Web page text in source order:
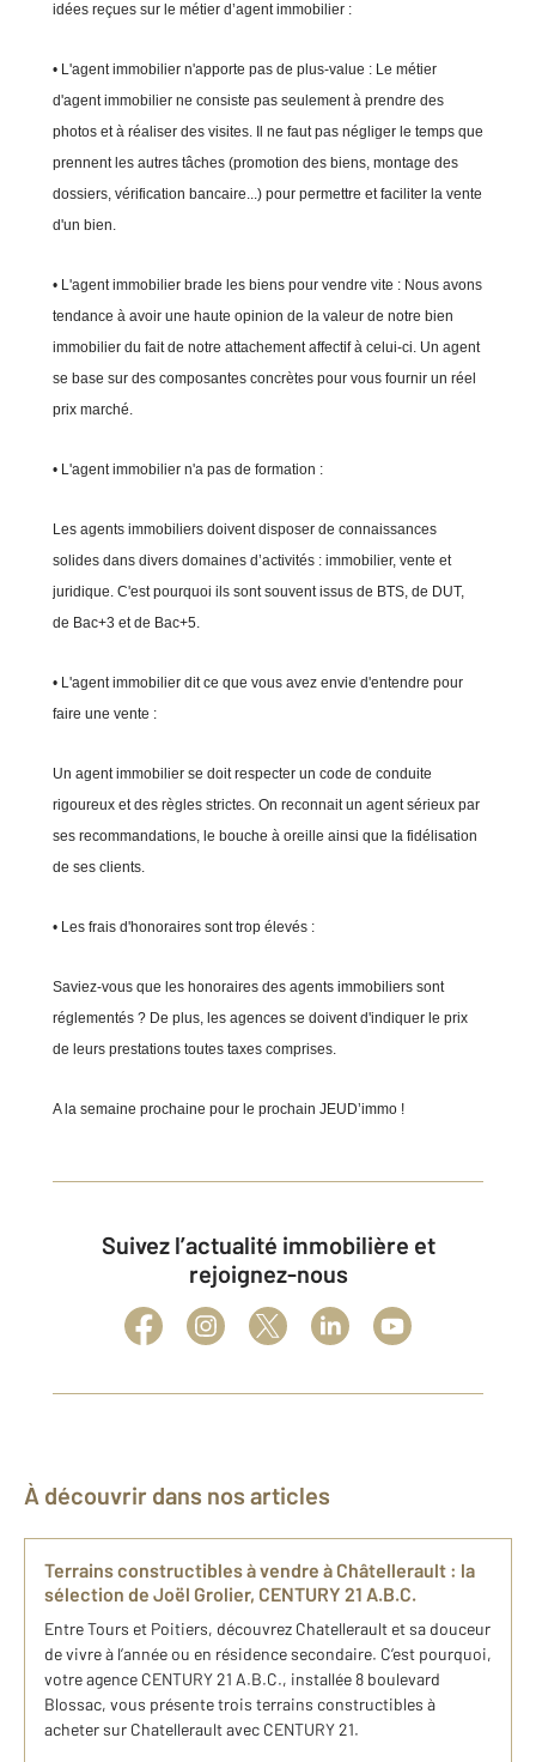
idées reçues sur le métier d’agent immobilier :
• L'agent immobilier n'apporte pas de plus-value : Le métier
d'agent immobilier ne consiste pas seulement à prendre des
photos et à réaliser des visites. Il ne faut pas négliger le temps que
prennent les autres tâches (promotion des biens, montage des
dossiers, vérification bancaire...) pour permettre et faciliter la vente
d'un bien.
• L'agent immobilier brade les biens pour vendre vite : Nous avons
tendance à avoir une haute opinion de la valeur de notre bien
immobilier du fait de notre attachement affectif à celui-ci. Un agent
se base sur des composantes concrètes pour vous fournir un réel
prix marché.
• L'agent immobilier n'a pas de formation :
Les agents immobiliers doivent disposer de connaissances
solides dans divers domaines d’activités : immobilier, vente et
juridique. C'est pourquoi ils sont souvent issus de BTS, de DUT,
de Bac+3 et de Bac+5.
• L'agent immobilier dit ce que vous avez envie d'entendre pour
faire une vente :
Un agent immobilier se doit respecter un code de conduite
rigoureux et des règles strictes. On reconnait un agent sérieux par
ses recommandations, le bouche à oreille ainsi que la fidélisation
de ses clients.
• Les frais d'honoraires sont trop élevés :
Saviez-vous que les honoraires des agents immobiliers sont
réglementés ? De plus, les agences se doivent d'indiquer le prix
de leurs prestations toutes taxes comprises.
A la semaine prochaine pour le prochain JEUD’immo !
Suivez l’actualité immobilière et
rejoignez-nous
À découvrir dans nos articles
Terrains constructibles à vendre à Châtellerault : la
sélection de Joël Grolier, CENTURY 21 A.B.C.
Entre Tours et Poitiers, découvrez Chatellerault et sa douceur
de vivre à l’année ou en résidence secondaire. C’est pourquoi,
votre agence CENTURY 21 A.B.C., installée 8 boulevard
Blossac, vous présente trois terrains constructibles à
acheter sur Chatellerault avec CENTURY 21.